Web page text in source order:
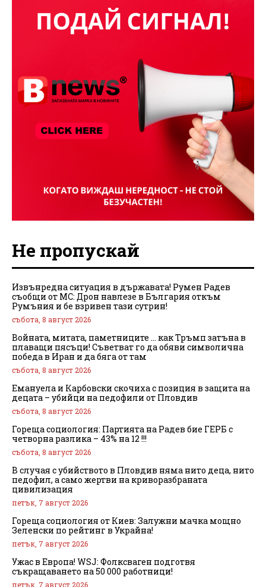
Не пропускай
Извънредна ситуация в държавата! Румен Радев
съобщи от МС: Дрон навлезе в България откъм
Румъния и бе взривен тази сутрин!
събота, 8 август 2026
Войната, митата, паметниците … как Тръмп затъна в
плаващи пясъци! Съветват го да обяви символична
победа в Иран и да бяга от там
събота, 8 август 2026
Емануела и Карбовски скочиха с позиция в защита на
децата – убийци на педофили от Пловдив
събота, 8 август 2026
Гореща социология: Партията на Радев бие ГЕРБ с
четворна разлика – 43% на 12 !!!
събота, 8 август 2026
В случая с убийството в Пловдив няма нито деца, нито
педофил, а само жертви на криворазбраната
цивилизация
петък, 7 август 2026
Гореща социология от Киев: Залужни мачка мощно
Зеленски по рейтинг в Украйна!
петък, 7 август 2026
Ужас в Европа! WSJ: Фолксваген подготвя
съкращаването на 50 000 работници!
петък, 7 август 2026